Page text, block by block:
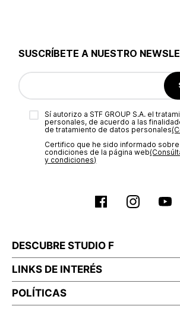
SUSCRÍBETE A NUESTRO
Sí autorizo a STF GROUP S.A. el
personales, de acuerdo a las
de tratamiento de datos personales‎
Certifico que he sido informado
condiciones de la página web‎
y condiciones)
DESCUBRE STUDIO F
LINKS DE INTERÉS
POLÍTICAS